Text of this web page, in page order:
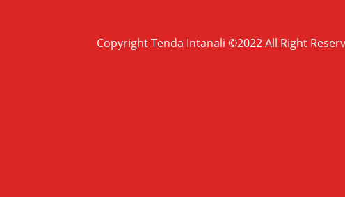
Copyright Tenda Intanali ©2022 All Right